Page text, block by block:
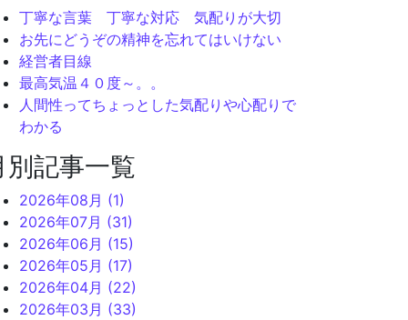
丁寧な言葉 丁寧な対応 気配りが大切
お先にどうぞの精神を忘れてはいけない
経営者目線
最高気温４０度～。。
人間性ってちょっとした気配りや心配りで
わかる
別記事一覧
2026年08月 (1)
2026年07月 (31)
2026年06月 (15)
2026年05月 (17)
2026年04月 (22)
2026年03月 (33)